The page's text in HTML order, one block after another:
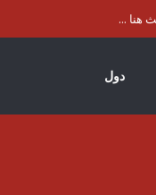
دول